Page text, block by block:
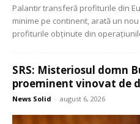
Palantir transferă profiturile din
minime pe continent, arată un
profiturile obținute din
SRS: Misteriosul domn
proeminent vinovat de
News Solid - august 6, 2026